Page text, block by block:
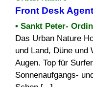
Front Desk
• Sankt Peter-
Das Urban Nature
und Land, Düne und
Augen. Top für
Sonnenaufgangs-